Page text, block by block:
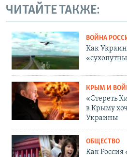
ЧИТАЙТЕ ТАКЖЕ:
ВОЙНА
Как
КРЫМ И
«Стереть
в Крыму
Украины
ОБЩЕСТВО
Как Россия